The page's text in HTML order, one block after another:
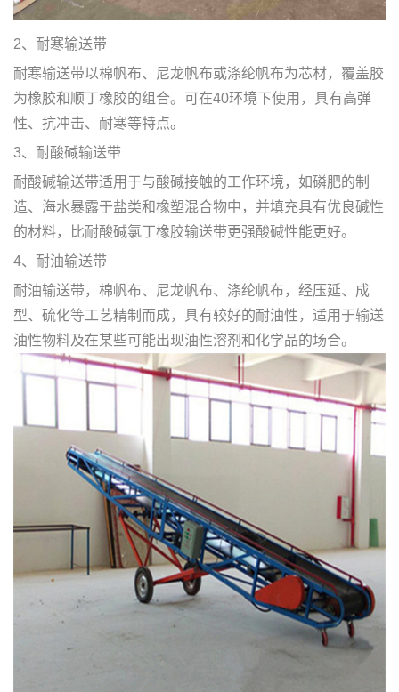
2、耐寒输送带
耐寒输送带以棉帆布、尼龙帆布或涤纶帆布为芯材，覆盖胶
为橡胶和顺丁橡胶的组合。可在40环境下使用，具有高弹
性、抗冲击、耐寒等特点。
3、耐酸碱输送带
耐酸碱输送带适用于与酸碱接触的工作环境，如磷肥的制
造、海水暴露于盐类和橡塑混合物中，并填充具有优良碱性
的材料，比耐酸碱氯丁橡胶输送带更强酸碱性能更好。
4、耐油输送带
耐油输送带，棉帆布、尼龙帆布、涤纶帆布，经压延、成
型、硫化等工艺精制而成，具有较好的耐油性，适用于输送
油性物料及在某些可能出现油性溶剂和化学品的场合。